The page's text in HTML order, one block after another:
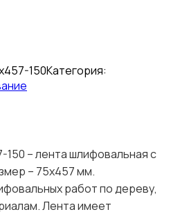
150Категория:
150 – лента шлифовальная с
– 75х457 мм.
работ по дереву,
Лента имеет